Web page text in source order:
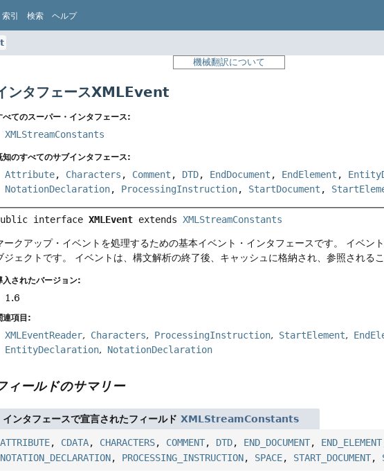
索引 検索 ヘルプ
機械翻訳について
ンタフェースXMLEvent
べてのスーパー・インタフェース:
XMLStreamConstants
知のすべてのサブインタフェース:
Attribute, Characters , Comment , DTD, EndDocument , EndElement ,
NotationDeclaration, ProcessingInstruction, StartDocument ,
interface XMLEvent extends XMLStreamConstants
ークアップ・イベントを処理するための基本イベント・インタフェースです。
イベン
ジェクトです。
イベントは、構文解析の終了後、キャッシュに格納され、参照される
入されたバージョン:
1.6
連項目:
XMLEventReader Characters ProcessingInstruction StartElement
EntityDeclaration
NotationDeclaration
ィールドのサマリー
インタフェースで宣言されたフィールドXMLStreamConstants
ATTRIBUTE, CDATA, CHARACTERS, COMMENT, DTD, END_DOCUMENT, END_ELEMENT
NOTATION_DECLARATION, PROCESSING_INSTRUCTION, SPACE, START_DOCUMENT,